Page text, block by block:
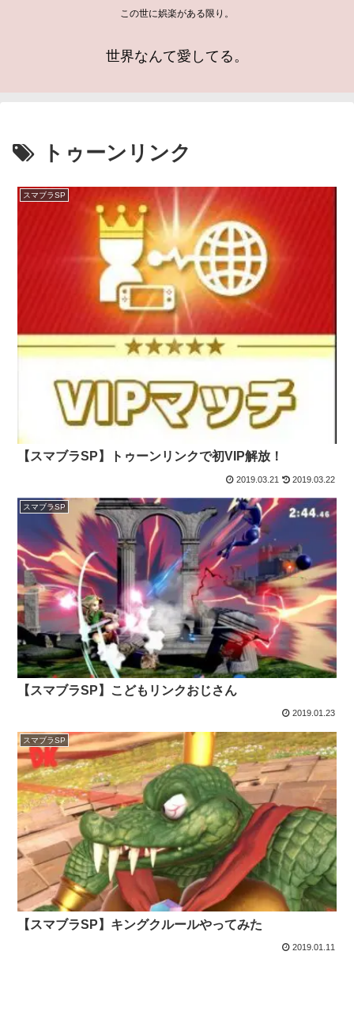
この世に娯楽がある限り。
世界なんて愛してる。
トゥーンリンク
スマブラSP
【スマブラSP】トゥーンリンクで初VIP解放！
2019.03.21 2019.03.22
スマブラSP
【スマブラSP】こどもリンクおじさん
2019.01.23
スマブラSP
【スマブラSP】キングクルールやってみた
2019.01.11